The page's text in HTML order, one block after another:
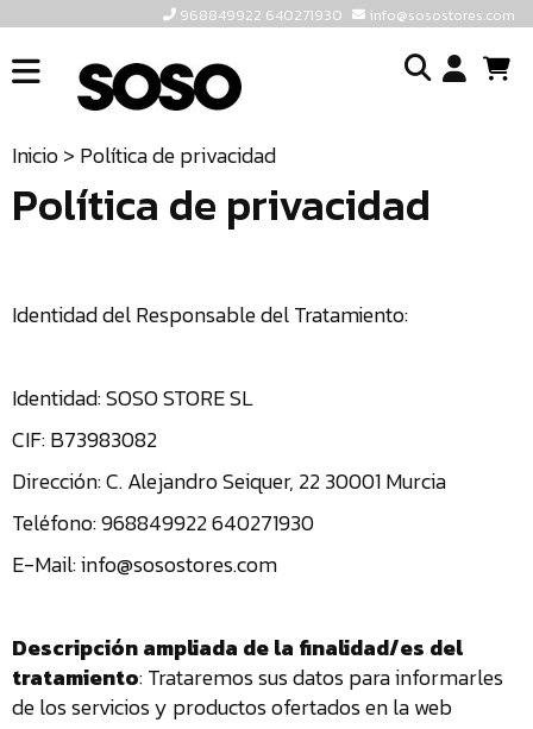
968849922 640271930 info@sosostores.com
INICIO
CONTACTO
INFO@SOSOSTORES.COM
TIENDA
Inicio> Política de privacidad
Política de privacidad
Identidad del Responsable del Tratamiento:
Identidad: SOSO STORE SL
CIF: B73983082
Dirección: C. Alejandro Seiquer, 22 30001 Murcia
Teléfono: 968849922 640271930
E-Mail: info@sosostores.com
Descripción ampliada de la finalidad/es del
tratamiento: Trataremos sus datos para informarles
de los servicios y productos ofertados en la web